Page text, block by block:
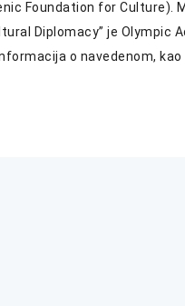
Foundation for Culture).
Diplomacy” je Olympic
o navedenom, kao